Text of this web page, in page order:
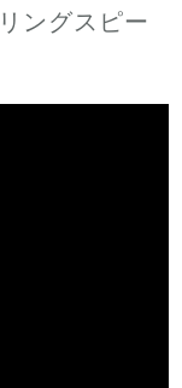
ングスピー